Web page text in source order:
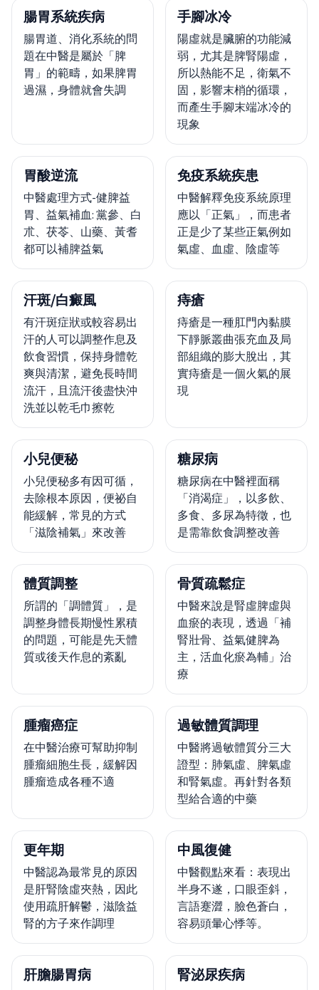
腸胃系統疾病
腸胃道、消化系統的問
題在中醫是屬於「脾
胃」的範疇，如果脾胃
過濕，身體就會失調
手腳冰冷
陽虛就是臟腑的功能減
弱，尤其是脾腎陽虛，
所以熱能不足，衛氣不
固，影響末梢的循環，
而產生手腳末端冰冷的
現象
胃酸逆流
中醫處理方式-健脾益
胃、益氣補血: 黨參、白
朮、茯苓、山藥、黃耆
都可以補脾益氣
免疫系統疾患
中醫解釋免疫系統原理
應以「正氣」，而患者
正是少了某些正氣例如
氣虛、血虛、陰虛等
汗斑/白癜風
有汗斑症狀或較容易出
汗的人可以調整作息及
飲食習慣，保持身體乾
爽與清潔，避免長時間
流汗，且流汗後盡快沖
洗並以乾毛巾擦乾
痔瘡
痔瘡是一種肛門內黏膜
下靜脈叢曲張充血及局
部組織的膨大脫出，其
實痔瘡是一個火氣的展
現
小兒便秘
小兒便秘多有因可循，
去除根本原因，便祕自
能緩解，常見的方式
「滋陰補氣」來改善
糖尿病
糖尿病在中醫裡面稱
「消渴症」，以多飲、
多食、多尿為特徵，也
是需靠飲食調整改善
體質調整
所謂的「調體質」，是
調整身體長期慢性累積
的問題，可能是先天體
質或後天作息的紊亂
骨質疏鬆症
中醫來說是腎虛脾虛與
血瘀的表現，透過「補
腎壯骨、益氣健脾為
主，活血化瘀為輔」治
療
腫瘤癌症
在中醫治療可幫助抑制
腫瘤細胞生長，緩解因
腫瘤造成各種不適
過敏體質調理
中醫將過敏體質分三大
證型：肺氣虛、脾氣虛
和腎氣虛。再針對各類
型給合適的中藥
更年期
中醫認為最常見的原因
是肝腎陰虛夾熱，因此
使用疏肝解鬱，滋陰益
腎的方子來作調理
中風復健
中醫觀點來看：表現出
半身不遂，口眼歪斜，
言語蹇澀，臉色蒼白，
容易頭暈心悸等。
肝膽腸胃病 腎泌尿疾病